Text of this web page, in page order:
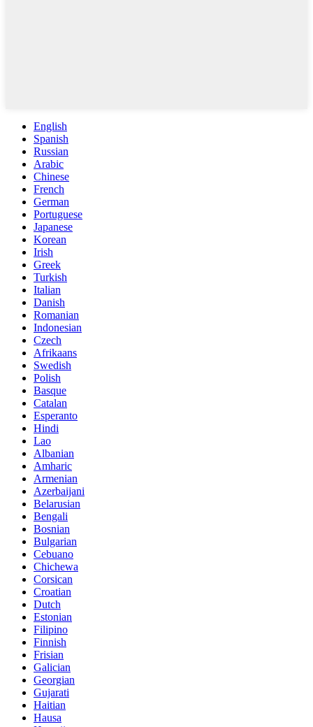
English
Spanish
Russian
Arabic
Chinese
French
German
Portuguese
Japanese
Korean
Irish
Greek
Turkish
Italian
Danish
Romanian
Indonesian
Czech
Afrikaans
Swedish
Polish
Basque
Catalan
Esperanto
Hindi
Lao
Albanian
Amharic
Armenian
Azerbaijani
Belarusian
Bengali
Bosnian
Bulgarian
Cebuano
Chichewa
Corsican
Croatian
Dutch
Estonian
Filipino
Finnish
Frisian
Galician
Georgian
Gujarati
Haitian
Hausa